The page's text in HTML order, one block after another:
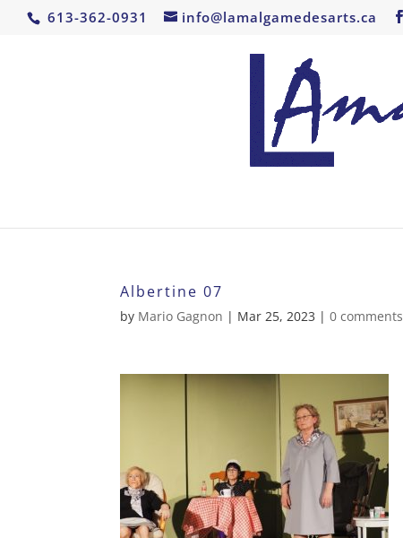
613-362-0931 info@lamalgamedesarts.ca
Albertine 07
by Mario Gagnon | Mar 25, 2023 |0 comments